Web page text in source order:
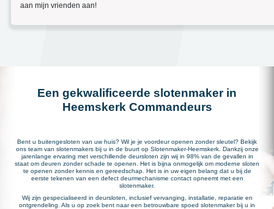
aan mijn vrienden aan!
Een gekwalificeerde slotenmaker in
Heemskerk Commandeurs
Bent u buitengesloten van uw huis? Wil je je voordeur openen zonder sleutel? Bekijk
ons team van slotenmakers bij u in de buurt op Slotenmaker-Heemskerk. Dankzij onze
jarenlange ervaring met verschillende deursloten zijn wij in 98% van de gevallen in
staat om deuren zonder schade te openen. Het is bijna onmogelijk om moderne sloten
te openen zonder kennis en gereedschap. Het is in uw eigen belang dat u bij de
eerste tekenen van een defect deurmechanisme contact opneemt met een
slotenmaker.
Wij zijn gespecialiseerd in deursloten, inclusief vervanging, installatie, reparatie en
ontgrendeling. Als u op zoek bent naar een betrouwbare spoed slotenmaker bij u in